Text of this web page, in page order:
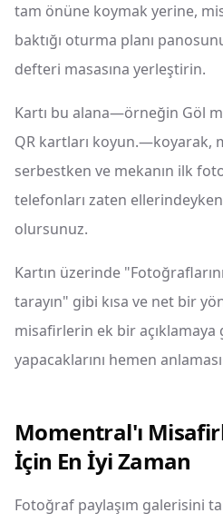
tam önüne koymak yerine,
baktığı oturma planı
defteri masasına yerleştirin.
Kartı bu alana—örneğin Göl
QR kartları koyun.—koyarak,
serbestken ve mekanın ilk
telefonları zaten ellerindeyken
olursunuz.
Kartın üzerinde
tarayın" gibi kısa ve net bir
misafirlerin ek bir
yapacaklarını hemen
Momentral'ı
İçin En İyi Zaman
Fotoğraf paylaşım galerisini